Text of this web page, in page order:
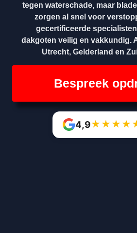
tegen waterschade, maar
zorgen al snel voor
gecertificeerde
dakgoten veilig en vakkundig.
Utrecht, Gelderland en
Bespreek
4,9★ ★ ★ ★